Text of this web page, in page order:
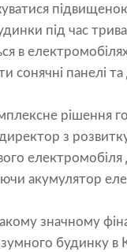
під час
в
сонячні панелі
рішення
з
акумулятор
значному
будинку в